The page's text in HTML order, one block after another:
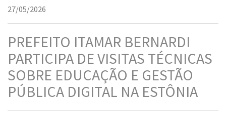
27/05/2026
PREFEITO ITAMAR BERNARDI
PARTICIPA DE VISITAS TÉCNICAS
SOBRE EDUCAÇÃO E GESTÃO
PÚBLICA DIGITAL NA ESTÔNIA